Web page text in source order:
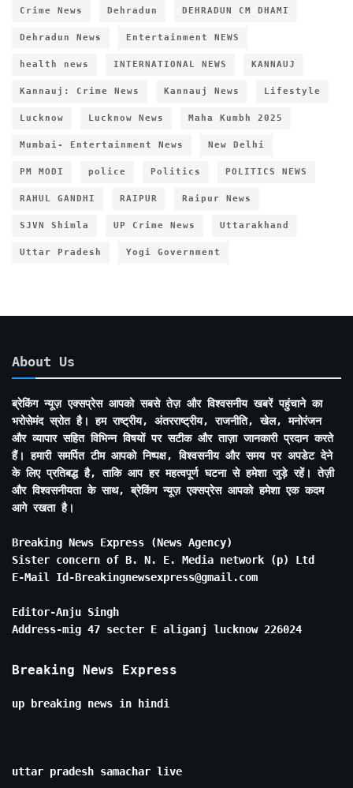
Crime News Dehradun DEHRADUN CM DHAMI
Dehradun News Entertainment NEWS
health news INTERNATIONAL NEWS KANNAUJ
Kannauj: Crime News Kannauj News Lifestyle
Lucknow Lucknow News Maha Kumbh 2025
Mumbai- Entertainment News New Delhi
PM MODI police Politics POLITICS NEWS
RAHUL GANDHI RAIPUR Raipur News
SJVN Shimla UP Crime News Uttarakhand
Uttar Pradesh Yogi Government
About Us
ब्रेकिंग न्यूज़ एक्सप्रेस आपको सबसे तेज़ और विश्वसनीय खबरें पहुंचाने का
भरोसेमंद स्रोत है। हम राष्ट्रीय, अंतरराष्ट्रीय, राजनीति, खेल, मनोरंजन
और व्यापार सहित विभिन्न विषयों पर सटीक और ताज़ा जानकारी प्रदान करते
हैं। हमारी समर्पित टीम आपको निष्पक्ष, विश्वसनीय और समय पर अपडेट देने
के लिए प्रतिबद्ध है, ताकि आप हर महत्वपूर्ण घटना से हमेशा जुड़े रहें। तेज़ी
और विश्वसनीयता के साथ, ब्रेकिंग न्यूज़ एक्सप्रेस आपको हमेशा एक कदम
आगे रखता है।
Breaking News Express (News Agency)
Sister concern of B. N. E. Media network (p) Ltd
E-Mail Id-Breakingnewsexpress@gmail.com
Editor-Anju Singh
Address-mig 47 secter E aliganj lucknow 226024
Breaking News Express
up breaking news in hindi
uttar pradesh samachar live